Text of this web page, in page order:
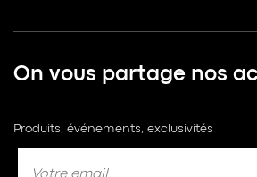
On vous partage nos
Produits, événements, exclusivités